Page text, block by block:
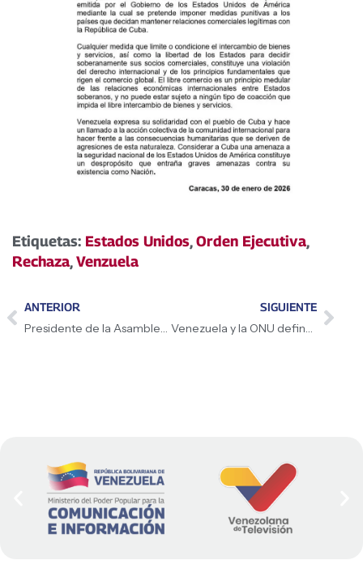
Etiquetas: Estados Unidos,Orden Ejecutiva,
Rechaza,Venzuela
ANTERIOR
Presidente de la Asamblea Nacional, Jorge Rodríguez, presentó ante el pueblo venezolano la Reforma de la Ley Orgánica de Hidrocarburos
SIGUIENTE
Venezuela y la ONU definen agenda diplomática de estabilidad y paz regional